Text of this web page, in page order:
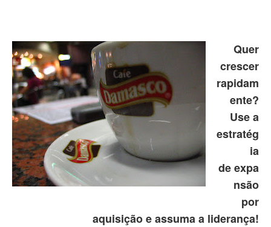
Quer
crescer
rapidam
ente?
Use a
estratég
ia
de expa
nsão
por
aquisição e assuma a liderança!